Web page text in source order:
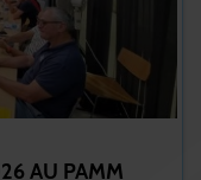
AU PAMM